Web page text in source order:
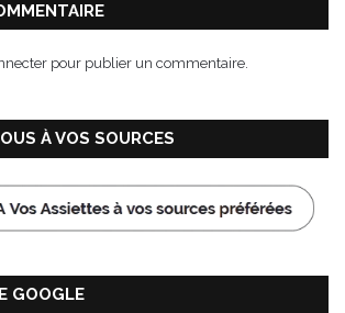
pour publier un commentaire.
À VOS SOURCES
GOOGLE